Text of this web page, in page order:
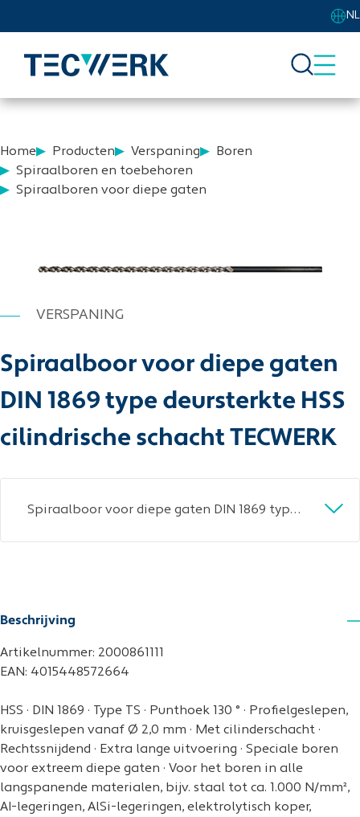
NL
Home Producten Verspaning
Boren
Spiraalboren en toebehoren
Spiraalboren voor diepe gaten
VERSPANING
Spiraalboor voor diepe gaten
DIN 1869 type deursterkte HSS
cilindrische schacht TECWERK
Spiraalboor voor diepe gaten DIN 1869 type deursterkte nominale-d. 3,2 mm HSS ci
Beschrijving
Artikelnummer: 2000861111
EAN: 4015448572664
HSS · DIN 1869 · Type TS · Punthoek 130 ° · Profielgeslepen,
kruisgeslepen vanaf Ø 2,0 mm · Met cilinderschacht ·
Rechtssnijdend · Extra lange uitvoering · Speciale boren
voor extreem diepe gaten · Voor het boren in alle
langspanende materialen, bijv. staal tot ca. 1.000 N/mm²,
AI-legeringen, AlSi-legeringen, elektrolytisch koper,